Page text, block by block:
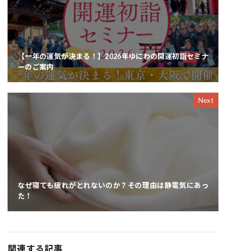
【一年の運気が決まる！】2026年ゆにわの開運初詣セミナ
ーのご案内
Next
なぜ寝ても疲れがとれないのか？その理由は静電気にあっ
た！
関連する記事